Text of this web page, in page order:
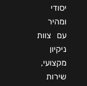
יסודי
ומהיר
עם צוות
ניקיון
מקצועי,
שירות